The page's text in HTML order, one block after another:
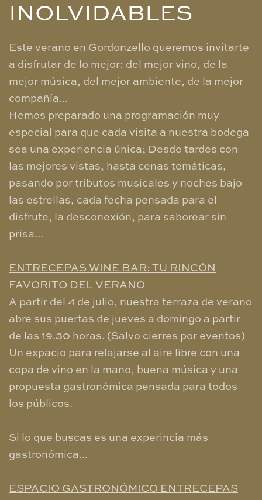
INOLVIDABLES
Este verano en Gordonzello queremos invitarte
a disfrutar de lo mejor: del mejor vino, de la
mejor música, del mejor ambiente, de la mejor
compañía...
Hemos preparado una programación muy
especial para que cada visita a nuestra bodega
sea una experiencia única; Desde tardes con
las mejores vistas, hasta cenas temáticas,
pasando por tributos musicales y noches bajo
las estrellas, cada fecha pensada para el
disfrute, la desconexión, para saborear sin
prisa...
ENTRECEPAS WINE BAR: TU RINCÓN
FAVORITO DEL VERANO
A partir del 4 de julio, nuestra terraza de verano
abre sus puertas de jueves a domingo a partir
de las 19.30 horas. (Salvo cierres por eventos)
Un expacio para relajarse al aire libre con una
copa de vino en la mano, buena música y una
propuesta gastronómica pensada para todos
los públicos.
Si lo que buscas es una experincia más
gastronómica...
ESPACIO GASTRONÓMICO ENTRECEPAS